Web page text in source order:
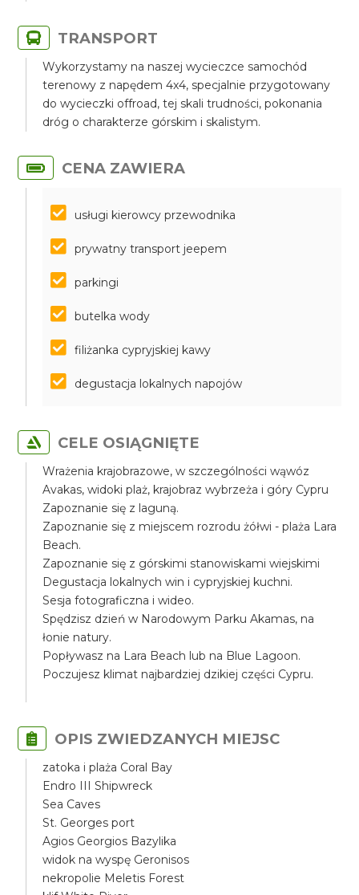
TRANSPORT
Wykorzystamy na naszej wycieczce samochód
terenowy z napędem 4x4, specjalnie przygotowany
do wycieczki offroad, tej skali trudności, pokonania
dróg o charakterze górskim i skalistym.
CENA ZAWIERA
usługi kierowcy przewodnika
prywatny transport jeepem
parkingi
butelka wody
filiżanka cypryjskiej kawy
degustacja lokalnych napojów
CELE OSIĄGNIĘTE
Wrażenia krajobrazowe, w szczególności wąwóz
Avakas, widoki plaż, krajobraz wybrzeża i góry Cypru
Zapoznanie się z laguną.
Zapoznanie się z miejscem rozrodu żółwi - plaża Lara
Beach.
Zapoznanie się z górskimi stanowiskami wiejskimi
Degustacja lokalnych win i cypryjskiej kuchni.
Sesja fotograficzna i wideo.
Spędzisz dzień w Narodowym Parku Akamas, na
łonie natury.
Popływasz na Lara Beach lub na Blue Lagoon.
Poczujesz klimat najbardziej dzikiej części Cypru.
OPIS ZWIEDZANYCH MIEJSC
zatoka i plaża Coral Bay
Endro III Shipwreck
Sea Caves
St. Georges port
Agios Georgios Bazylika
widok na wyspę Geronisos
nekropolie Meletis Forest